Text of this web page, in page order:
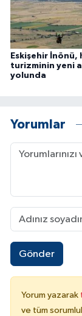
Eskişehir İnönü,
turizminin yeni
yolunda
Yorumlar
Gönder
Yorum yazarak
ve tüm